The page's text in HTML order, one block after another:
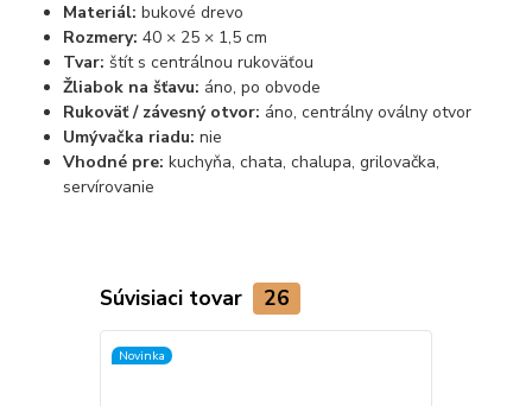
Materiál: bukové drevo
Rozmery: 40 × 25 × 1,5 cm
Tvar: štít s centrálnou rukoväťou
Žliabok na šťavu: áno, po obvode
Rukoväť / závesný otvor: áno, centrálny oválny otvor
Umývačka riadu: nie
Vhodné pre: kuchyňa, chata, chalupa, grilovačka,
servírovanie
Súvisiaci tovar 26
Novinka